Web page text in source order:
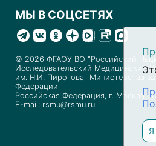
МЫ В СОЦСЕТЯХ
© 2026 ФГАОУ ВО "Российский
Исследовательский Медицинский
им. Н.И. Пирогова" Министерства
Федерации
Российская Федерация, г. Москва
E-mail: rsmu@rsmu.ru
Я